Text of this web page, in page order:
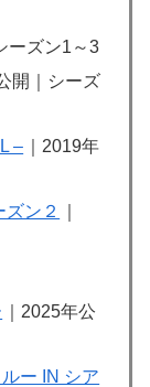
ーズン1～3
開｜シーズ
– ｜2019年
ン２
｜2025年公
ー IN シア